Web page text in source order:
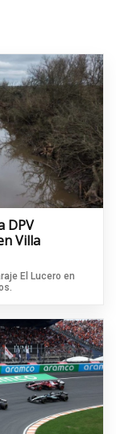
DPV
Villa
El Lucero en